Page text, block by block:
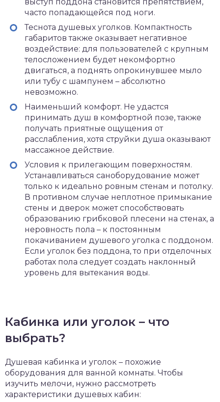
часто попадающейся под ноги.
Теснота душевых уголков. Компактность
габаритов также оказывает негативное
воздействие: для пользователей с крупным
телосложением будет некомфортно
двигаться, а поднять опрокинувшее мыло
или тубу с шампунем – абсолютно
невозможно.
Наименьший комфорт. Не удастся
принимать душ в комфортной позе, также
получать приятные ощущения от
расслабления, хотя струйки душа оказывают
массажное действие.
Условия к прилегающим поверхностям.
Устанавливаться саноборудование может
только к идеально ровным стенам и потолку.
В противном случае неплотное примыкание
стены и дверок может способствовать
образованию грибковой плесени на стенах, а
неровность пола – к постоянным
покачиванием душевого уголка с поддоном.
Если уголок без поддона, то при отделочных
работах пола следует создать наклонный
уровень для вытекания воды.
Кабинка или уголок – что
выбрать?
Душевая кабинка и уголок – похожие
оборудования для ванной комнаты. Чтобы
изучить мелочи, нужно рассмотреть
характеристики душевых кабин: